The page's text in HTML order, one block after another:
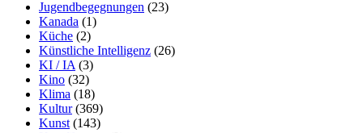
Jugendbegegnungen (23)
Kanada (1)
Küche (2)
Künstliche Intelligenz (26)
KI / IA (3)
Kino (32)
Klima (18)
Kultur(369)
Kunst (143)